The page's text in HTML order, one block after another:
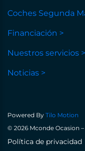
Coches Segunda
Financiación >
Nuestros servicios >
Noticias >
Powered By Tilo Motion
© 2026 Mconde Ocasion
Política de privacidad